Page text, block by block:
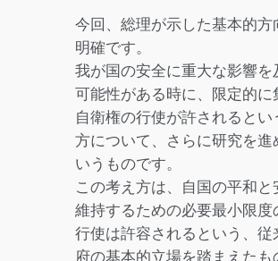
今回、総理が示した基本的方
明確です。
我が国の安全に重大な影響を
可能性がある時に、限定的に
自衛権の行使が許されるとい
方について、さらに研究を進
いうものです。
この考え方は、自国の平和と
維持するための必要最小限度
行使は許容されるという、従
府の基本的立場を踏まえたも